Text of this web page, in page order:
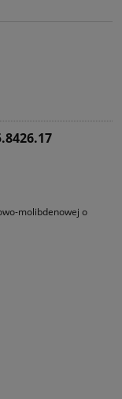
molibdenowej o